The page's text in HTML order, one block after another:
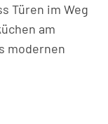
Türen im Weg
am
modernen